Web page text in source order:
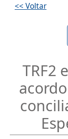
<< Voltar
TRF2